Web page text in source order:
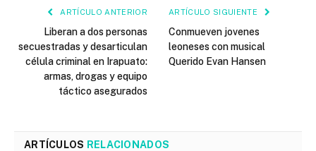
ARTÍCULO ANTERIOR
Liberan a dos personas
secuestradas y desarticulan
célula criminal en Irapuato:
armas, drogas y equipo
táctico asegurados
ARTÍCULO SIGUIENTE
Conmueven jovenes
leoneses con musical
Querido Evan Hansen
ARTÍCULOS RELACIONADOS